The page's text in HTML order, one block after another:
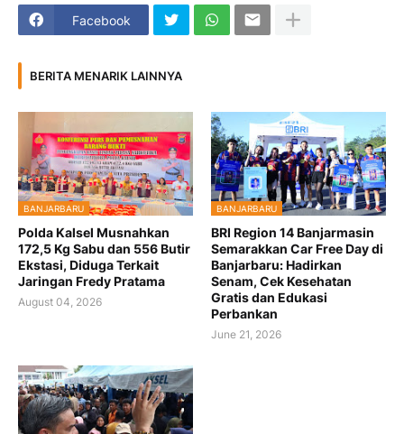
Facebook
BERITA MENARIK LAINNYA
BANJARBARU
Polda Kalsel Musnahkan
172,5 Kg Sabu dan 556 Butir
Ekstasi, Diduga Terkait
Jaringan Fredy Pratama
August 04, 2026
BANJARBARU
BRI Region 14 Banjarmasin
Semarakkan Car Free Day di
Banjarbaru: Hadirkan
Senam, Cek Kesehatan
Gratis dan Edukasi
Perbankan
June 21, 2026